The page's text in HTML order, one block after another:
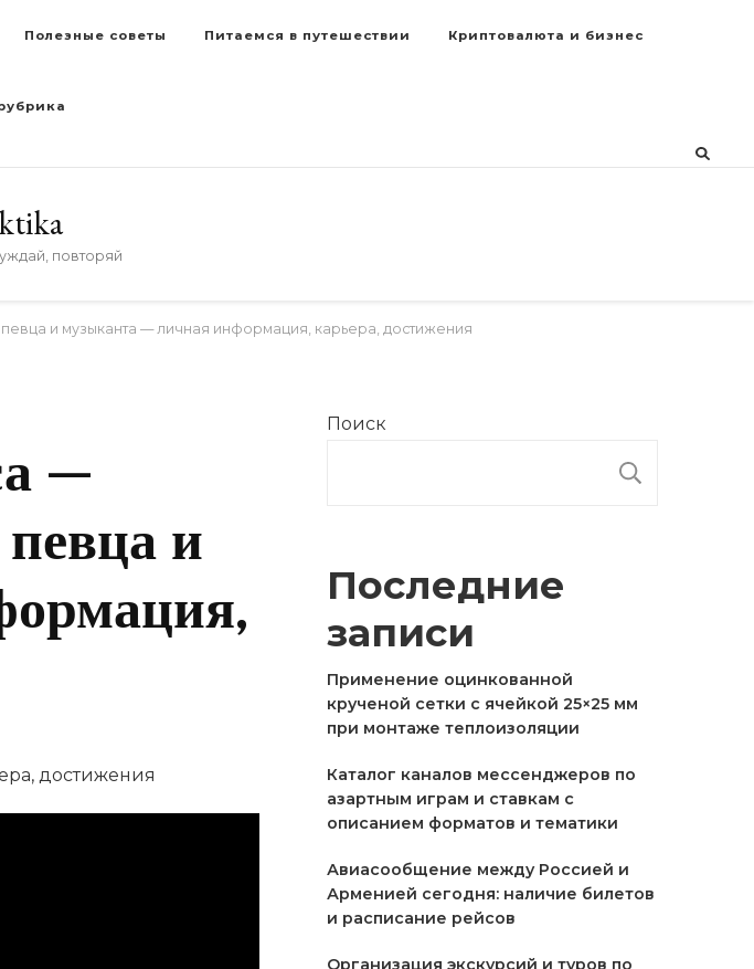
Полезные советы Питаемся в путешествии Криптовалюта и бизнес
повторяй
и музыканта — личная информация, карьера, достижения
—
и
Поиск
Последние
записи
Применение оцинкованной
крученой сетки с ячейкой 25×25 мм
при монтаже теплоизоляции
Каталог каналов мессенджеров по
азартным играм и ставкам с
описанием форматов и тематики
Авиасообщение между Россией и
Арменией сегодня: наличие билетов
и расписание рейсов
Организация экскурсий и туров по